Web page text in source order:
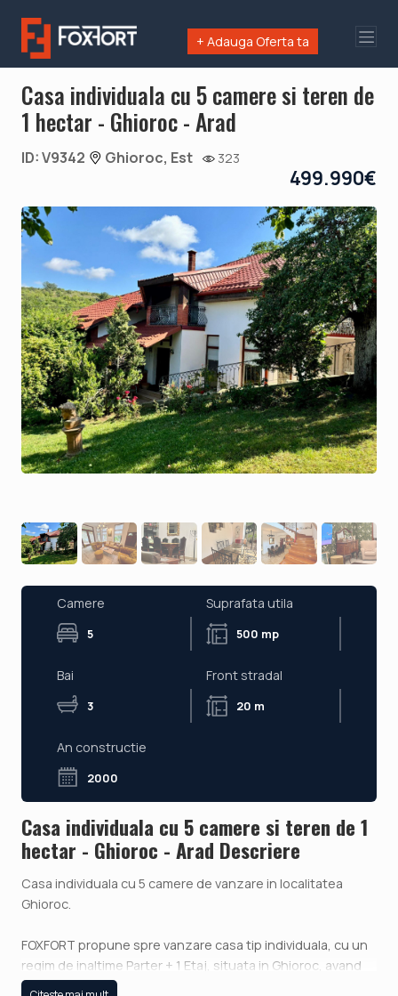
+ Adauga Oferta ta
Casa individuala cu 5 camere si teren de
1 hectar - Ghioroc - Arad
ID: V9342 Ghioroc, Est 323
499.990€
Camere
5
Suprafata utila
500 mp
Bai
3
Front stradal
20 m
An constructie
2000
Casa individuala cu 5 camere si teren de 1
hectar - Ghioroc - Arad Descriere
Casa individuala cu 5 camere de vanzare in localitatea
Ghioroc.
FOXFORT propune spre vanzare casa tip individuala, cu un
regim de inaltime Parter + 1 Etaj, situata in Ghioroc, avand
un numar de 5 camere, cu o suprafata utila de 500 mp si